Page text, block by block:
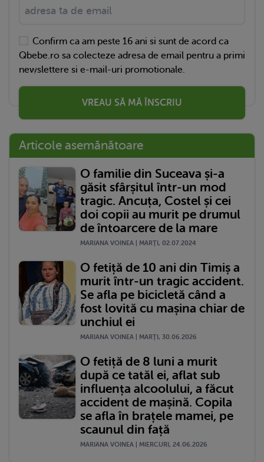
Confirm ca am peste 16 ani si sunt de acord ca
Qbebe.ro sa colecteze adresa de email pentru a primi
newslettere si e-mail-uri promotionale.
VREAU SĂ MĂ ÎNSCRIU
Articole asemănătoare
O familie din Suceava și-a
găsit sfârșitul într-un mod
tragic. Ancuța, Costel și cei
doi copii au murit pe drumul
de întoarcere de la mare
MARIANA VOINEA | MARŢI, 02.07.2024
O fetiță de 10 ani din Timiș a
murit într-un tragic accident.
Se afla pe bicicletă când a
fost lovită cu mașina chiar de
unchiul ei
MARIANA VOINEA | MARŢI, 30.06.2026
O fetiță de 8 luni a murit
după ce tatăl ei, aflat sub
influența alcoolului, a făcut
accident de mașină. Copila
se afla în brațele mamei, pe
scaunul din față
MARIANA VOINEA | MIERCURI, 24.06.2026